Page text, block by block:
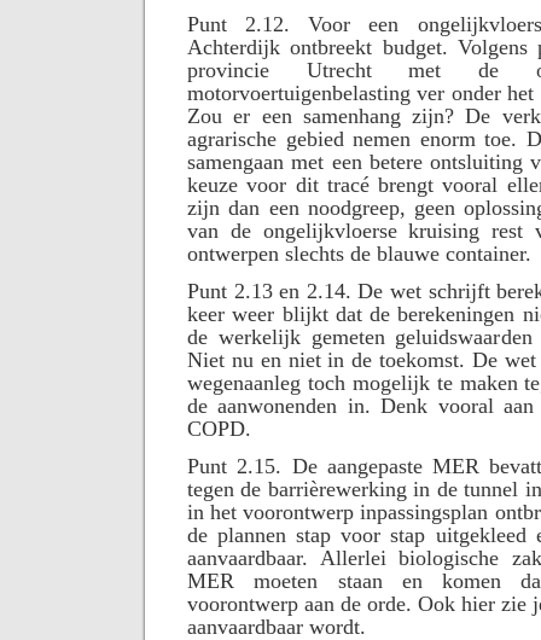
Punt 2.12. Voor een
Achterdijk ontbreekt budget. Volgens
provincie Utrecht met de
motorvoertuigenbelasting ver onder
Zou er een samenhang zijn? De
agrarische gebied nemen enorm toe.
samengaan met een betere ontsluiting
keuze voor dit tracé brengt vooral
zijn dan een noodgreep, geen
van de ongelijkvloerse kruising rest
ontwerpen slechts de blauwe container.
Punt 2.13 en 2.14. De wet schrijft
keer weer blijkt dat de berekeningen
de werkelijk gemeten
Niet nu en niet in de toekomst. De
wegenaanleg toch mogelijk te maken
de aanwonenden in. Denk vooral
COPD.
Punt 2.15. De aangepaste MER
tegen de barrièrewerking in de tunnel
in het voorontwerp inpassingsplan
de plannen stap voor stap uitgekleed
aanvaardbaar. Allerlei biologische
MER moeten staan en komen
voorontwerp aan de orde. Ook hier zie
aanvaardbaar wordt.